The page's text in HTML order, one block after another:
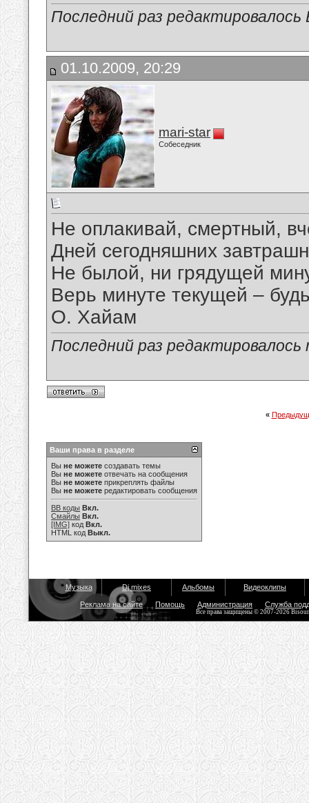
Последний раз
01.10.2009, 20:29
mari-star
Собеседник
Не оплакивай, смертный,
Дней сегодняшних
Не былой, ни грядущей
Верь минуте текущей –
О. Хайам
Последний раз
«
Ваши права в разделе
Вы не можете создавать темы
Вы не можете отвечать на сообщения
Вы не можете прикреплять файлы
Вы не можете редактировать сообщения
BB коды Вкл.
Смайлы Вкл.
[IMG] код Вкл.
HTML код Выкл.
Музыка Dj mixes Альбомы Видеоклипы
Реклама на сайте Помощь Администрация Служба
Все права защищены © 2007-2026